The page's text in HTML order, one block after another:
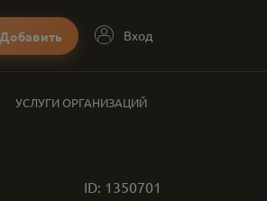
Добавить Вход
УСЛУГИ ОРГАНИЗАЦИЙ
ID: 1350701